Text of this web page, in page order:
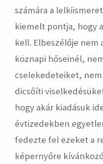
számára a
kiemelt pontja, hogy
kell. Elbeszélője nem
köznapi hőseinél,
cselekedeteiket,
dicsőíti
hogy akár kiadásuk
évtizedekben
fedezte fel ezeket a
képernyőre